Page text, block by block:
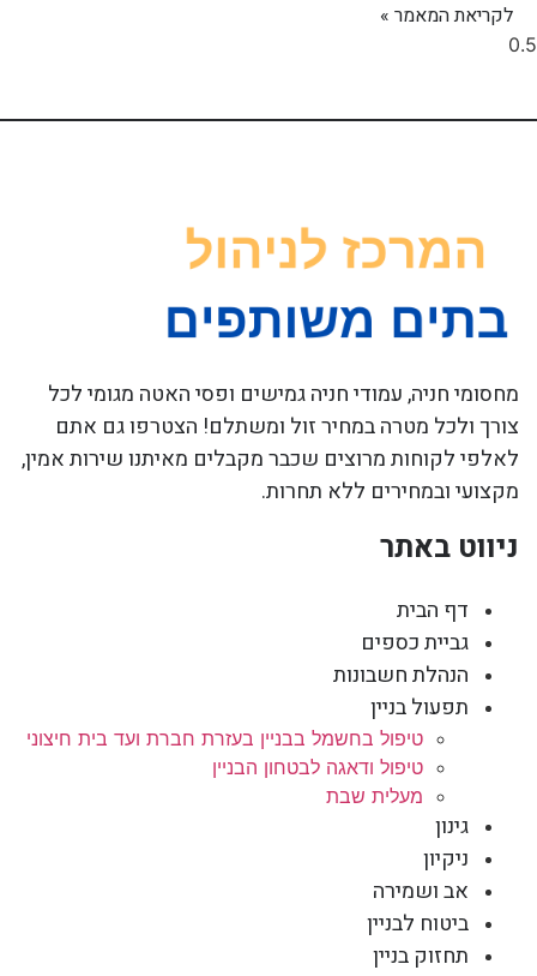
לקריאת המאמר »
מחסומי חניה, עמודי חניה גמישים ופסי האטה מגומי לכל
צורך ולכל מטרה במחיר זול ומשתלם! הצטרפו גם אתם
לאלפי לקוחות מרוצים שכבר מקבלים מאיתנו שירות אמין,
מקצועי ובמחירים ללא תחרות.
ניווט באתר
דף הבית
גביית כספים
הנהלת חשבונות
תפעול בניין
טיפול בחשמל בבניין בעזרת חברת ועד בית חיצוני
טיפול ודאגה לבטחון הבניין
מעלית שבת
גינון
ניקיון
אב ושמירה
ביטוח לבניין
תחזוק בניין